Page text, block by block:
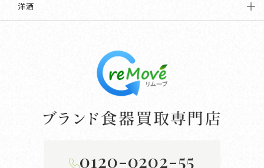
洋酒
0120-0202-55